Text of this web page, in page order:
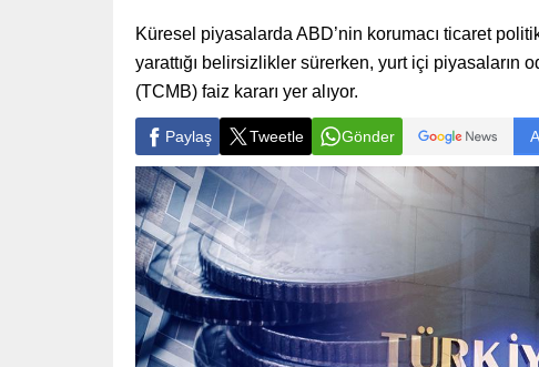
Küresel piyasalarda ABD’nin korumacı ticaret
yarattığı belirsizlikler sürerken, yurt içi piyasaların
(TCMB) faiz kararı yer alıyor.
Paylaş Tweetle Gönder